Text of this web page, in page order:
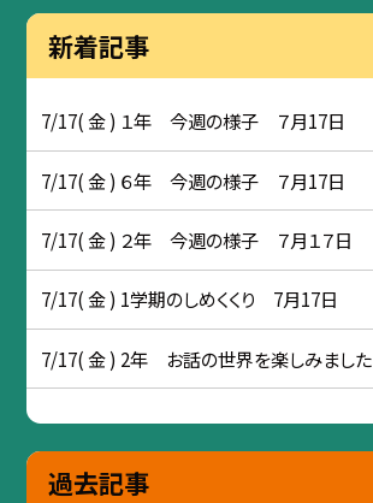
新着記事
7/17( 金 ) １年 今週の様子 ７月17日
7/17( 金 ) ６年 今週の様子 ７月17日
7/17( 金 ) ２年 今週の様子 ７月１７日
7/17( 金 ) 1学期のしめくくり 7月17日
7/17( 金 ) 2年 お話の世界を楽しみました
過去記事